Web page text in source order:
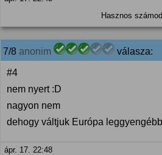
Hasznos
7/8 anonim válasza:
#4
nem nyert :D
nagyon nem
dehogy váltjuk Európa
ápr. 17. 22:48